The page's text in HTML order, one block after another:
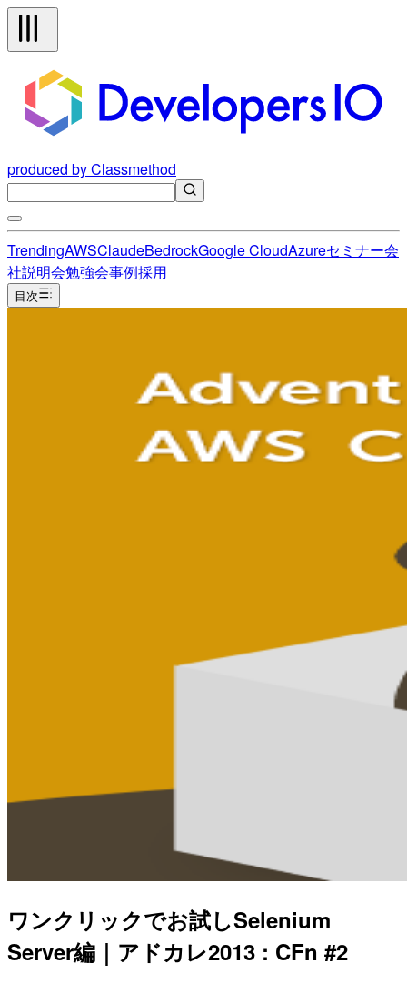
produced by Classmethod
TrendingAWSClaudeBedrockGoogle CloudAzureセミナー会
社説明会勉強会事例採用
目次
ワンクリックでお試しSelenium
Server編｜アドカレ2013 : CFn #2